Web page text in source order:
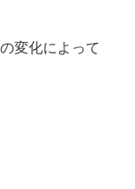
変化によって